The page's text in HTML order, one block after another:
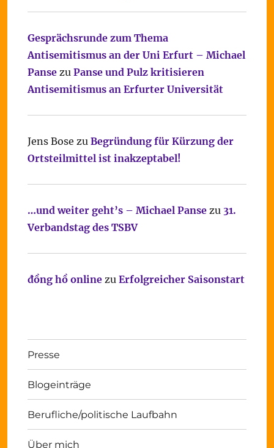
Gesprächsrunde zum Thema
Antisemitismus an der Uni Erfurt – Michael
Pansezu Panse und Pulz kritisieren
Antisemitismus an Erfurter Universität
Jens Bose zu Begründung für Kürzung der
Ortsteilmittel ist inakzeptabel!
…und weiter geht’s – Michael Pansezu 31.
Verbandstag des TSBV
đồng hồ onlinezu Erfolgreicher Saisonstart
Presse
Blogeinträge
Berufliche/politische Laufbahn
Über mich